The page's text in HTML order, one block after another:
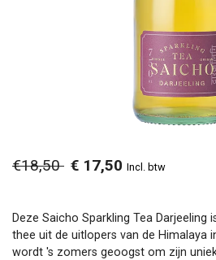
€18,50 € 17,50 Incl. btw
Deze Saicho Sparkling Tea Darjeeling
thee uit de uitlopers van de Himalaya
wordt 's zomers geoogst om zijn